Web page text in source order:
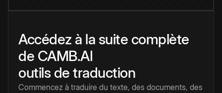
Accédez à la suite complète
de CAMB.AI
outils de traduction
Commencez à traduire du texte, des documents, des